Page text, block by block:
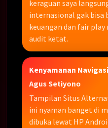
keraguan saya
internasional gak bisa
keuangan dan fair
audit ketat.
Kenyamanan
Agus Setiyono
Tampilan Situs
ini nyaman banget di
dibuka lewat HP